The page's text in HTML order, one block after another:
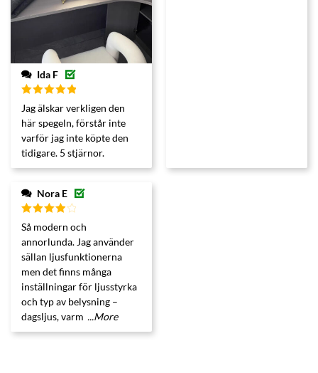
Ida F
Betygsatt
5av 5
Jag älskar verkligen den
här spegeln, förstår inte
varför jag inte köpte den
tidigare. 5 stjärnor.
Nora E
Betygsatt
4av 5
Så modern och
annorlunda. Jag använder
sällan ljusfunktionerna
men det finns många
inställningar för ljusstyrka
och typ av belysning –
dagsljus, varm ...More